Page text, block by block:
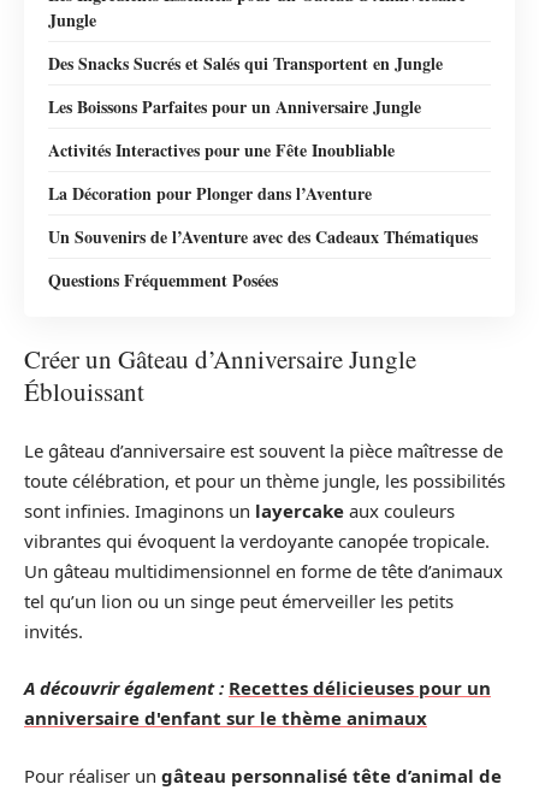
Jungle
Des Snacks Sucrés et Salés qui Transportent en Jungle
Les Boissons Parfaites pour un Anniversaire Jungle
Activités Interactives pour une Fête Inoubliable
La Décoration pour Plonger dans l’Aventure
Un Souvenirs de l’Aventure avec des Cadeaux Thématiques
Questions Fréquemment Posées
Créer un Gâteau d’Anniversaire Jungle
Éblouissant
Le gâteau d’anniversaire est souvent la pièce maîtresse de
toute célébration, et pour un thème jungle, les possibilités
sont infinies. Imaginons un layercake aux couleurs
vibrantes qui évoquent la verdoyante canopée tropicale.
Un gâteau multidimensionnel en forme de tête d’animaux
tel qu’un lion ou un singe peut émerveiller les petits
invités.
A découvrir également : Recettes délicieuses pour un
anniversaire d'enfant sur le thème animaux
Pour réaliser un gâteau personnalisé tête d’animal de